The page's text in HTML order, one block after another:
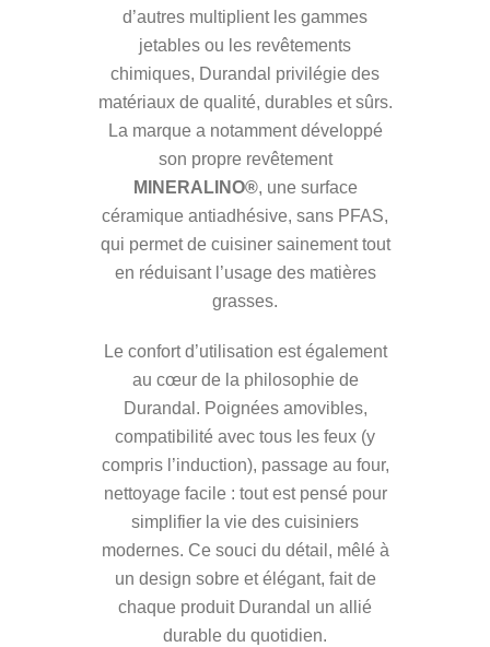
d’autres multiplient les gammes
jetables ou les revêtements
chimiques, Durandal privilégie des
matériaux de qualité, durables et sûrs.
La marque a notamment développé
son propre revêtement
MINERALINO®, une surface
céramique antiadhésive, sans PFAS,
qui permet de cuisiner sainement tout
en réduisant l’usage des matières
grasses.
Le confort d’utilisation est également
au cœur de la philosophie de
Durandal. Poignées amovibles,
compatibilité avec tous les feux (y
compris l’induction), passage au four,
nettoyage facile : tout est pensé pour
simplifier la vie des cuisiniers
modernes. Ce souci du détail, mêlé à
un design sobre et élégant, fait de
chaque produit Durandal un allié
durable du quotidien.